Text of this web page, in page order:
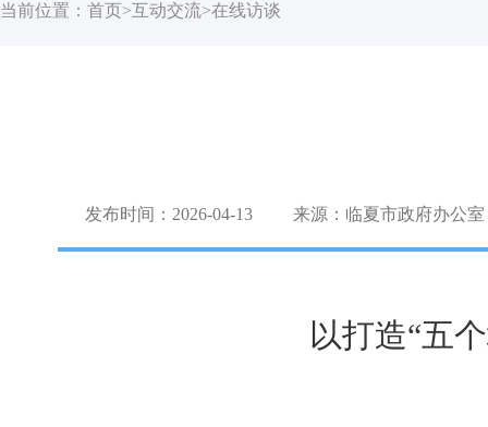
当前位置： 首页>互动交流>在线访谈
发布时间：2026-04-13 来源：临夏市政府办公室
以打造“五